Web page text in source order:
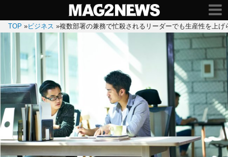
TOP »ビジネス »複数部署の兼務で忙殺されるリーダーでも生産性を上げ